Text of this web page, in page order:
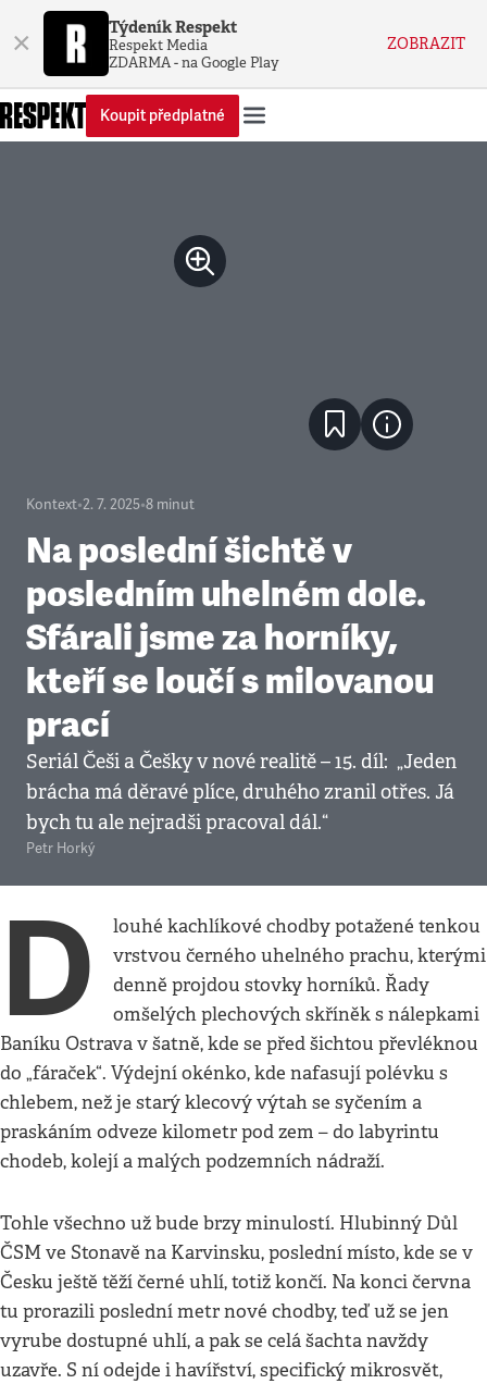
× Týdeník Respekt
Respekt Media
ZDARMA - na Google Play
ZOBRAZIT
Koupit předplatné
Kontext•2. 7. 2025•8 minut
Na poslední šichtě v
posledním uhelném dole.
Sfárali jsme za horníky,
kteří se loučí s milovanou
prací
Seriál Češi a Češky v nové realitě – 15. díl: „Jeden
brácha má děravé plíce, druhého zranil otřes. Já
bych tu ale nejradši pracoval dál.“
Petr Horký
D
louhé kachlíkové chodby potažené tenkou
vrstvou černého uhelného prachu, kterými
denně projdou stovky horníků. Řady
omšelých plechových skříněk s nálepkami
Baníku Ostrava v šatně, kde se před šichtou převléknou
do „fáraček“. Výdejní okénko, kde nafasují polévku s
chlebem, než je starý klecový výtah se syčením a
praskáním odveze kilometr pod zem – do labyrintu
chodeb, kolejí a malých podzemních nádraží.
Tohle všechno už bude brzy minulostí. Hlubinný Důl
ČSM ve Stonavě na Karvinsku, poslední místo, kde se v
Česku ještě těží černé uhlí, totiž končí. Na konci června
tu prorazili poslední metr nové chodby, teď už se jen
vyrube dostupné uhlí, a pak se celá šachta navždy
uzavře. S ní odejde i havířství, specifický mikrosvět,